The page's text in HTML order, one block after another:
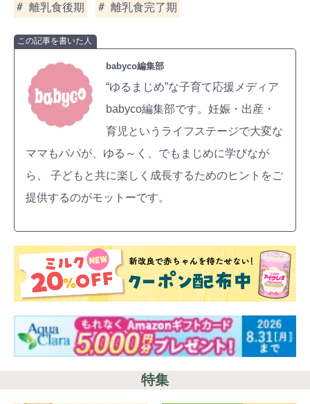
離乳食後期 離乳食完了期
この記事を書いた人
babyco編集部
“ゆるまじめ”な子育て応援メディア
babyco編集部です。妊娠・出産・
育児というライフステージで大変な
ママもパパが、ゆる～く、でもまじめに学びなが
ら、 子どもと共に楽しく成長するためのヒントをご
提供するのがモットーです。
特集